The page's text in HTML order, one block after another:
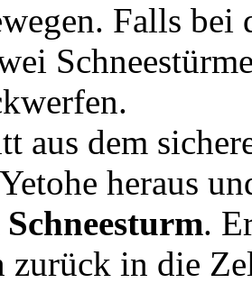
Falls bei
aus dem
heraus
Schneesturm.
zurück in die